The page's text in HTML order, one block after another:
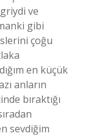
ve
gibi
çoğu
en küçük
anların
bıraktığı
sevdiğim